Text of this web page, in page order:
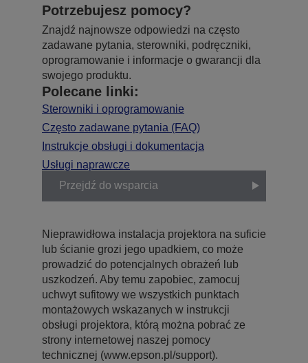
Potrzebujesz pomocy?
Znajdź najnowsze odpowiedzi na często
zadawane pytania, sterowniki, podręczniki,
oprogramowanie i informacje o gwarancji dla
swojego produktu.
Polecane linki:
Sterowniki i oprogramowanie
Często zadawane pytania (FAQ)
Instrukcje obsługi i dokumentacja
Usługi naprawcze
Przejdź do wsparcia
Nieprawidłowa instalacja projektora na suficie
lub ścianie grozi jego upadkiem, co może
prowadzić do potencjalnych obrażeń lub
uszkodzeń. Aby temu zapobiec, zamocuj
uchwyt sufitowy we wszystkich punktach
montażowych wskazanych w instrukcji
obsługi projektora, którą można pobrać ze
strony internetowej naszej pomocy
technicznej (www.epson.pl/support).